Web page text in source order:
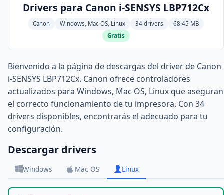
Drivers para Canon i-SENSYS LBP712Cx
Canon Windows, Mac OS, Linux 34 drivers
68.45 MB
Gratis
Bienvenido a la página de descargas del driver de Canon
i-SENSYS LBP712Cx. Canon ofrece controladores
actualizados para Windows, Mac OS, Linux que aseguran
el correcto funcionamiento de tu impresora. Con 34
drivers disponibles, encontrarás el adecuado para tu
configuración.
Descargar drivers
Windows Mac OS Linux